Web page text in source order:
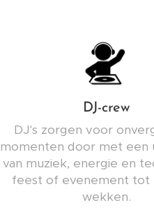
DJ-crew
DJ's zorgen voor
momenten door met een
van muziek, energie en
feest of evenement tot
wekken.